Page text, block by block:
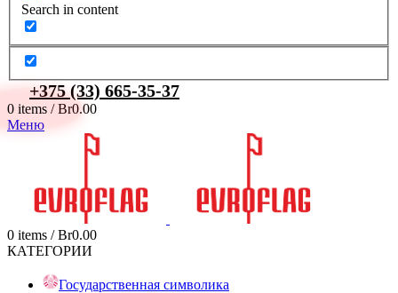
Search in content
+375 (33) 665-35-37
0 items / Br0.00
Меню
0 items / Br0.00
КАТЕГОРИИ
Государственная символика